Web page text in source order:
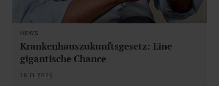
NEWS
Krankenhauszukunftsgesetz: Eine
gigantische Chance
19.11.2020